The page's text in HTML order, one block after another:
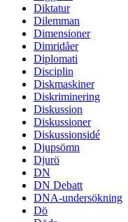
Diktatur
Dilemman
Dimensioner
Dimridåer
Diplomati
Disciplin
Diskmaskiner
Diskriminering
Diskussion
Diskussioner
Diskussionsidé
Djupsömn
Djurö
DN
DN Debatt
DNA-undersökning
Dö